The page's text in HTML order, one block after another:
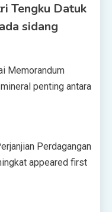
Tengku Datuk
sidang
Memorandum
penting antara
Perdagangan
appeared first